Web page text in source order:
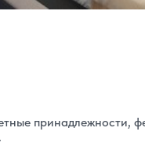
принадлежности,